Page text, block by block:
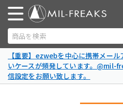
商品を検索
【重要】ezwebを中心に携帯メー
いケースが頻発しています。@mil-
信設定をお願い致します。